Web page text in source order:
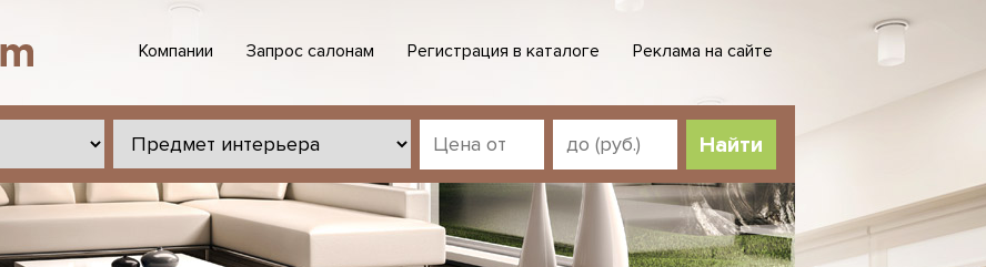
Компании Запрос салонам Регистрация в каталоге Реклама на сайте
Найти